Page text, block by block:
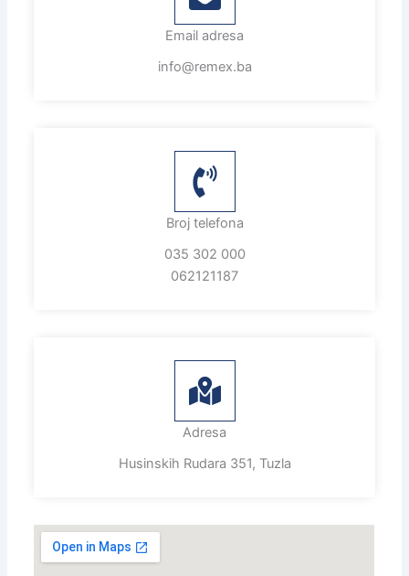
Email adresa
info@remex.ba
Broj telefona
035 302 000
062121187
Adresa
Husinskih Rudara 351, Tuzla